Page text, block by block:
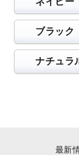
ブラック
ナチュラ
最新